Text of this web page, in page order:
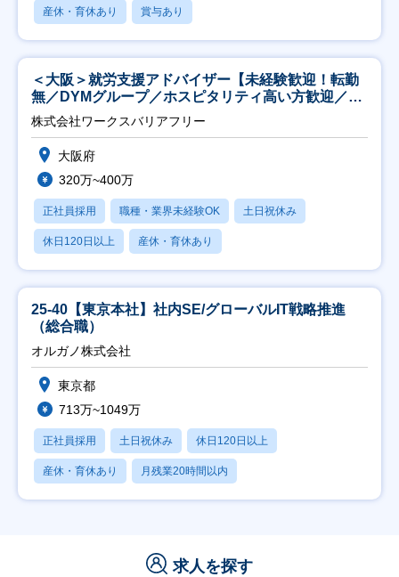
産休・育休あり 賞与あり
＜大阪＞就労支援アドバイザー【未経験歓迎！転勤
無／DYMグループ／ホスピタリティ高い方歓迎／土
日祝】
株式会社ワークスバリアフリー
大阪府
320万~400万
正社員採用 職種・業界未経験OK 土日祝休み
休日120日以上 産休・育休あり
25-40【東京本社】社内SE/グローバルIT戦略推進
（総合職）
オルガノ株式会社
東京都
713万~1049万
正社員採用 土日祝休み 休日120日以上
産休・育休あり 月残業20時間以内
求人を探す